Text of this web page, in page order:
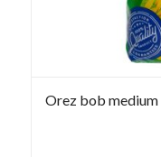
Orez bob